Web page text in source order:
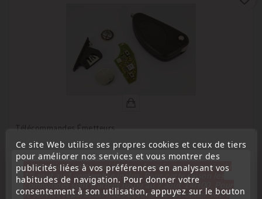
Télécommandes Émetteurs
Télécommande Clé Alfa Romeo 147, 156, 166, GT 2
Boutons Sans LED
24,99 €Prix
Ce site Web utilise ses propres cookies et ceux de tiers
pour améliorer nos services et vous montrer des
publicités liées à vos préférences en analysant vos
habitudes de navigation. Pour donner votre
consentement à son utilisation, appuyez sur le bouton
« Attention, notre société sera fermée pour congés du
10 aout au 1 septembre inclus. Pour cette raison les
commandes sont traitées jusqu'au 7 aout 14H00. Pour
le service réparation nous devons réceptionner votre